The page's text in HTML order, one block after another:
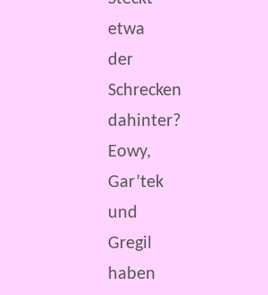
etwa
der
Schrecken
dahinter?
Eowy,
Gar’tek
und
Gregil
haben